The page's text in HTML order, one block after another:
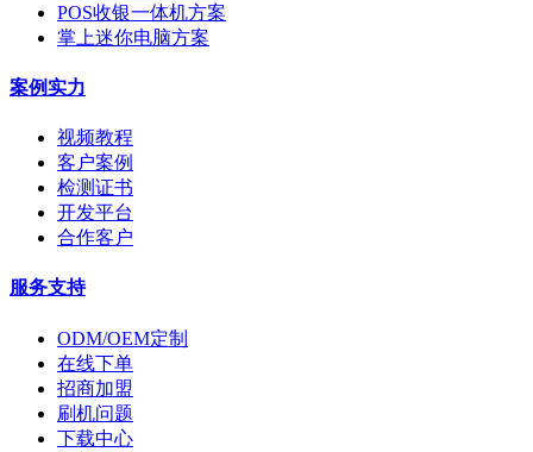
POS收银一体机方案
掌上迷你电脑方案
案例实力
视频教程
客户案例
检测证书
开发平台
合作客户
服务支持
ODM/OEM定制
在线下单
招商加盟
刷机问题
下载中心